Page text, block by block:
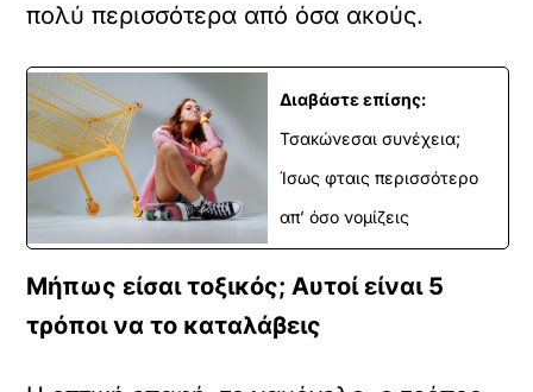
πολύ περισσότερα από όσα ακούς.
Διαβάστε επίσης:
Τσακώνεσαι συνέχεια;
Ίσως φταις περισσότερο
απ’ όσο νομίζεις
Μήπως είσαι τοξικός; Αυτοί είναι 5
τρόποι να το καταλάβεις